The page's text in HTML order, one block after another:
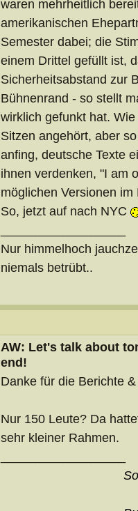
waren mehrheitlich
amerikanischen
Semester dabei; die
einem Drittel gefüllt ist,
Sicherheitsabstand zur
Bühnenrand - so stellt
wirklich gefunkt hat.
Sitzen angehört, aber
anfing, deutsche Texte
ihnen verdenken, "I am
möglichen Versionen im
So, jetzt auf nach NYC
Nur himmelhoch
niemals betrübt..
AW: Let's talk about
end!
Danke für die Berichte
Nur 150 Leute? Da
sehr kleiner Rahmen.